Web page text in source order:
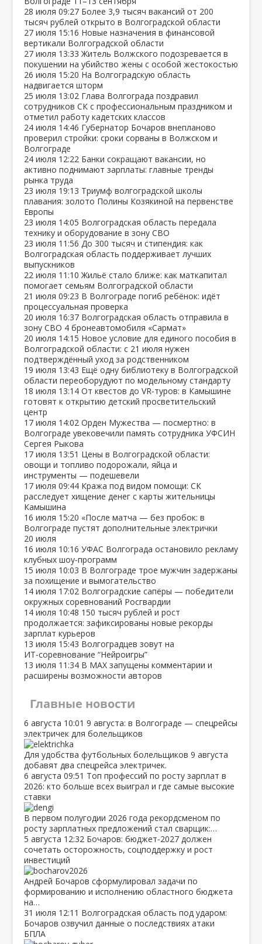
28 июля 09:27 Более 3,9 тысяч вакансий от 200
тысяч рублей открыто в Волгоградской области
27 июля 15:16 Новые назначения в финансовой
вертикали Волгоградской области
27 июля 13:33 Житель Волжского подозревается в
покушении на убийство жены с особой жестокостью
26 июля 15:20 На Волгоградскую область
надвигается шторм
25 июля 13:02 Глава Волгограда поздравил
сотрудников СК с профессиональным праздником и
отметил работу кадетских классов
24 июля 14:46 Губернатор Бочаров внепланово
проверил стройки: сроки сорваны в Волжском и
Волгограде
24 июля 12:22 Банки сокращают вакансии, но
активно поднимают зарплаты: главные тренды
рынка труда
23 июля 19:13 Триумф волгоградской школы
плавания: золото Полины Козякиной на первенстве
Европы
23 июля 14:05 Волгоградская область передала
технику и оборудование в зону СВО
23 июля 11:56 До 300 тысяч и стипендия: как
Волгоградская область поддерживает лучших
выпускников
22 июля 11:10 Жильё стало ближе: как маткапитал
помогает семьям Волгоградской области
21 июля 09:23 В Волгограде погиб ребёнок: идёт
процессуальная проверка
20 июля 16:37 Волгоградская область отправила в
зону СВО 4 бронеавтомобиля «Сармат»
20 июля 14:15 Новое условие для единого пособия в
Волгоградской области: с 21 июля нужен
подтверждённый уход за родственником
19 июля 13:43 Ещё одну библиотеку в Волгоградской
области переоборудуют по модельному стандарту
18 июля 13:14 От квестов до VR‑туров: в Камышине
готовят к открытию детский просветительский
центр
17 июля 14:02 Орден Мужества — посмертно: в
Волгограде увековечили память сотрудника УФСИН
Сергея Рыкова
17 июля 13:51 Цены в Волгоградской области:
овощи и топливо подорожали, яйца и
инструменты — подешевели
17 июля 09:44 Кража под видом помощи: СК
расследует хищение денег с карты жительницы
Камышина
16 июля 15:20 «После матча — без пробок: в
Волгограде пустят дополнительные электрички
20 июля
16 июля 10:16 УФАС Волгограда остановило рекламу
клубных шоу‑программ
15 июля 10:03 В Волгограде трое мужчин задержаны
за похищение и вымогательство
14 июля 17:02 Волгоградские сапёры — победители
окружных соревнований Росгвардии
14 июля 10:48 150 тысяч рублей и рост
продолжается: зафиксированы новые рекорды
зарплат курьеров
13 июля 15:43 Волгоградцев зовут на
ИТ‑соревнование “Нейроигры”
13 июля 11:34 В МАХ запущены комментарии и
расширены возможности авторов
Главные новости
6 августа 10:01 9 августа: в Волгограде — спецрейсы
электричек для болельщиков
Для удобства футбольных болельщиков 9 августа
добавят два спецрейса электричек.
6 августа 09:51 Топ профессий по росту зарплат в
2026: кто больше всех выиграл и где самые высокие
ставки
В первом полугодии 2026 года рекордсменом по
росту зарплатных предложений стал сварщик:…
5 августа 12:32 Бочаров: бюджет‑2027 должен
сочетать осторожность, соцподдержку и рост
инвестиций
Андрей Бочаров сформулировал задачи по
формированию и исполнению областного бюджета
на…
31 июля 12:11 Волгоградская область под ударом:
Бочаров озвучил данные о последствиях атаки
БПЛА